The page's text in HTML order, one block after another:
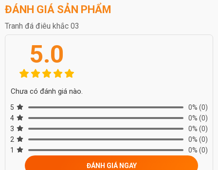
ĐÁNH GIÁ SẢN PHẨM
Tranh đá điêu khắc 03
5.0
Chưa có đánh giá nào.
5 0% (0)
4
0% (0)
3
0% (0)
2
0% (0)
1
0% (0)
ĐÁNH GIÁ NGAY